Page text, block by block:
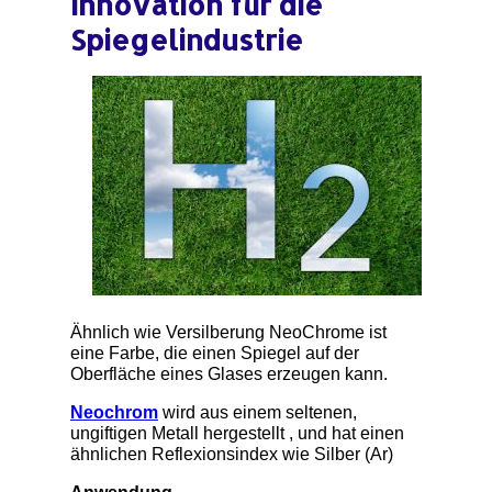
Spiegelindustrie
Ähnlich wie Versilberung NeoChrome ist
eine Farbe, die einen Spiegel auf der
Oberfläche eines Glases erzeugen kann.
Neochrom wird aus einem seltenen,
ungiftigen Metall hergestellt , und hat einen
ähnlichen Reflexionsindex wie Silber (Ar)